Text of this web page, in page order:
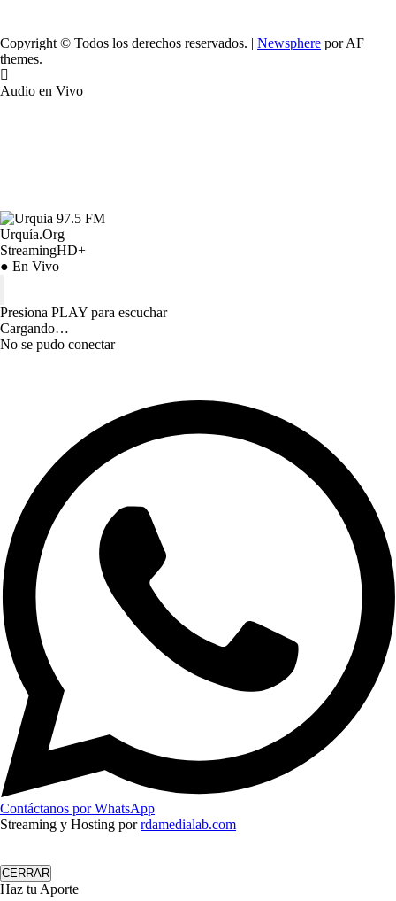
Copyright © Todos los derechos reservados. | Newsphere por AF
themes.
Audio en Vivo
Urquía.Org
StreamingHD+
● En Vivo
Presiona PLAY para escuchar
Cargando…
No se pudo conectar
Contáctanos por WhatsApp
Streaming y Hosting porrdamedialab.com
CERRAR
Haz tu Aporte